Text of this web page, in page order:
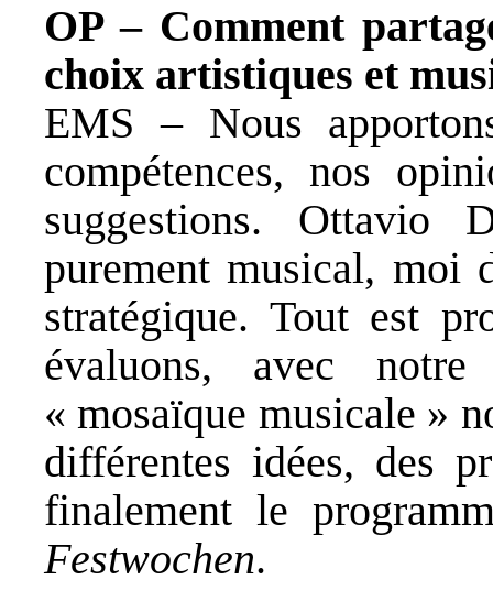
OP – Comment
choix artistiques et
EMS – Nous
compétences, nos
suggestions. Ottavio
purement musical, moi
stratégique. Tout est
évaluons, avec
« mosaïque musicale »
différentes idées, des
finalement le
Festwochen.